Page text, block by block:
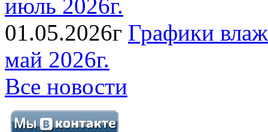
июль 2026г.
01.05.2026г Графики
май 2026г.
Все новости